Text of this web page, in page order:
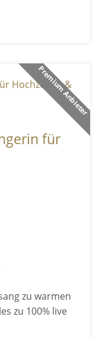
Premium Anbieter
für
zu warmen
zu 100% live